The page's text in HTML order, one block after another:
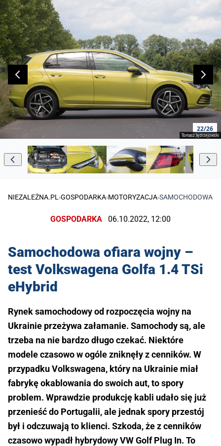
22/26
Tomasz Jędrzejowski
NIEZALEŻNA.PL ›GOSPODARKA›MOTORYZACJA›SAMOCHODOWA
GOSPODARKA 06.10.2022, 12:00
Samochodowa ofiara wojny –
test Volkswagena Golfa 1.4 TSi
eHybrid
Rynek samochodowy od rozpoczęcia wojny na
Ukrainie przeżywa załamanie. Samochody są, ale
trzeba na nie bardzo długo czekać. Niektóre
modele czasowo w ogóle zniknęły z cenników. W
przypadku Volkswagena, który na Ukrainie miał
fabrykę okablowania do swoich aut, to spory
problem. Wprawdzie produkcję kabli udało się już
przenieść do Portugalii, ale jednak spory przestój
był i odczuwają to klienci. Szkoda, że z cenników
czasowo wypadł hybrydowy VW Golf Plug In. To